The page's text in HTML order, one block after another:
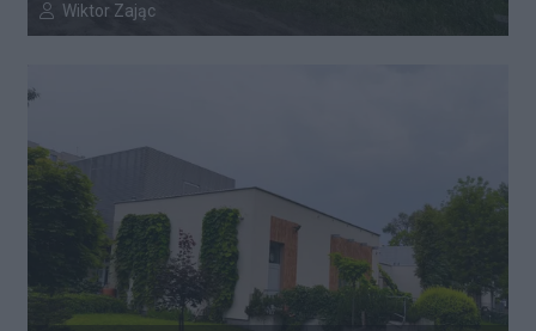
Autor artykułu:
Wiktor Zając